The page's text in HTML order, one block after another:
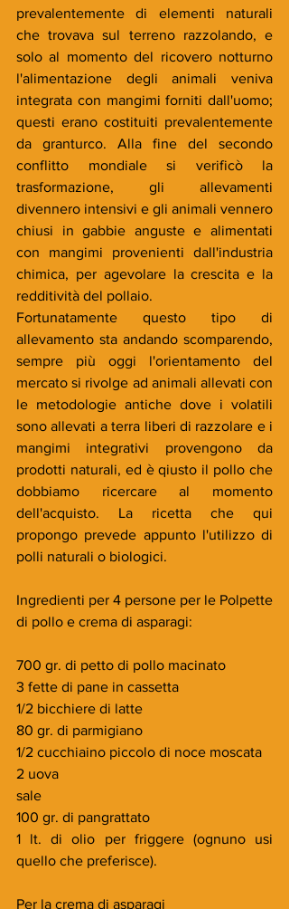
prevalentemente di elementi naturali
che trovava sul terreno razzolando, e
solo al momento del ricovero notturno
l'alimentazione degli animali veniva
integrata con mangimi forniti dall'uomo;
questi erano costituiti prevalentemente
da granturco. Alla fine del secondo
conflitto mondiale si verificò la
trasformazione, gli allevamenti
divennero intensivi e gli animali vennero
chiusi in gabbie anguste e alimentati
con mangimi provenienti dall'industria
chimica, per agevolare la crescita e la
redditività del pollaio.
Fortunatamente questo tipo di
allevamento sta andando scomparendo,
sempre più oggi l'orientamento del
mercato si rivolge ad animali allevati con
le metodologie antiche dove i volatili
sono allevati a terra liberi di razzolare e i
mangimi integrativi provengono da
prodotti naturali, ed è qiusto il pollo che
dobbiamo ricercare al momento
dell'acquisto. La ricetta che qui
propongo prevede appunto l'utilizzo di
polli naturali o biologici.
Ingredienti per 4 persone per le Polpette
di pollo e crema di asparagi:
700 gr. di petto di pollo macinato
3 fette di pane in cassetta
1/2 bicchiere di latte
80 gr. di parmigiano
1/2 cucchiaino piccolo di noce moscata
2 uova
sale
100 gr. di pangrattato
1 lt. di olio per friggere (ognuno usi
quello che preferisce).
Per la crema di asparagi